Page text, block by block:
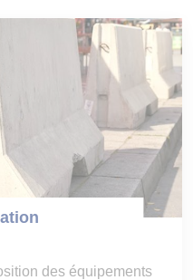
des équipements